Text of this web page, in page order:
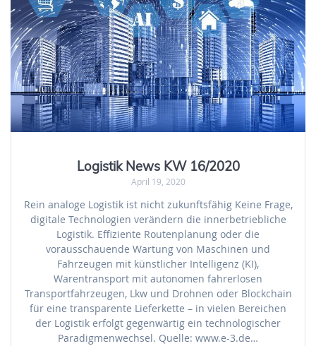
Logistik News KW 16/2020
April 19, 2020
Rein analoge Logistik ist nicht zukunftsfähig Keine Frage,
digitale Technologien verändern die innerbetriebliche
Logistik. Effiziente Routenplanung oder die
vorausschauende Wartung von Maschinen und
Fahrzeugen mit künstlicher Intelligenz (KI),
Warentransport mit autonomen fah­rerlosen
Transportfahrzeugen, Lkw und Drohnen oder Blockchain
für eine transparente Lieferkette – in vielen Bereichen
der Logistik erfolgt gegenwärtig ein technologischer
Paradigmenwechsel. Quelle: www.e-3.de…